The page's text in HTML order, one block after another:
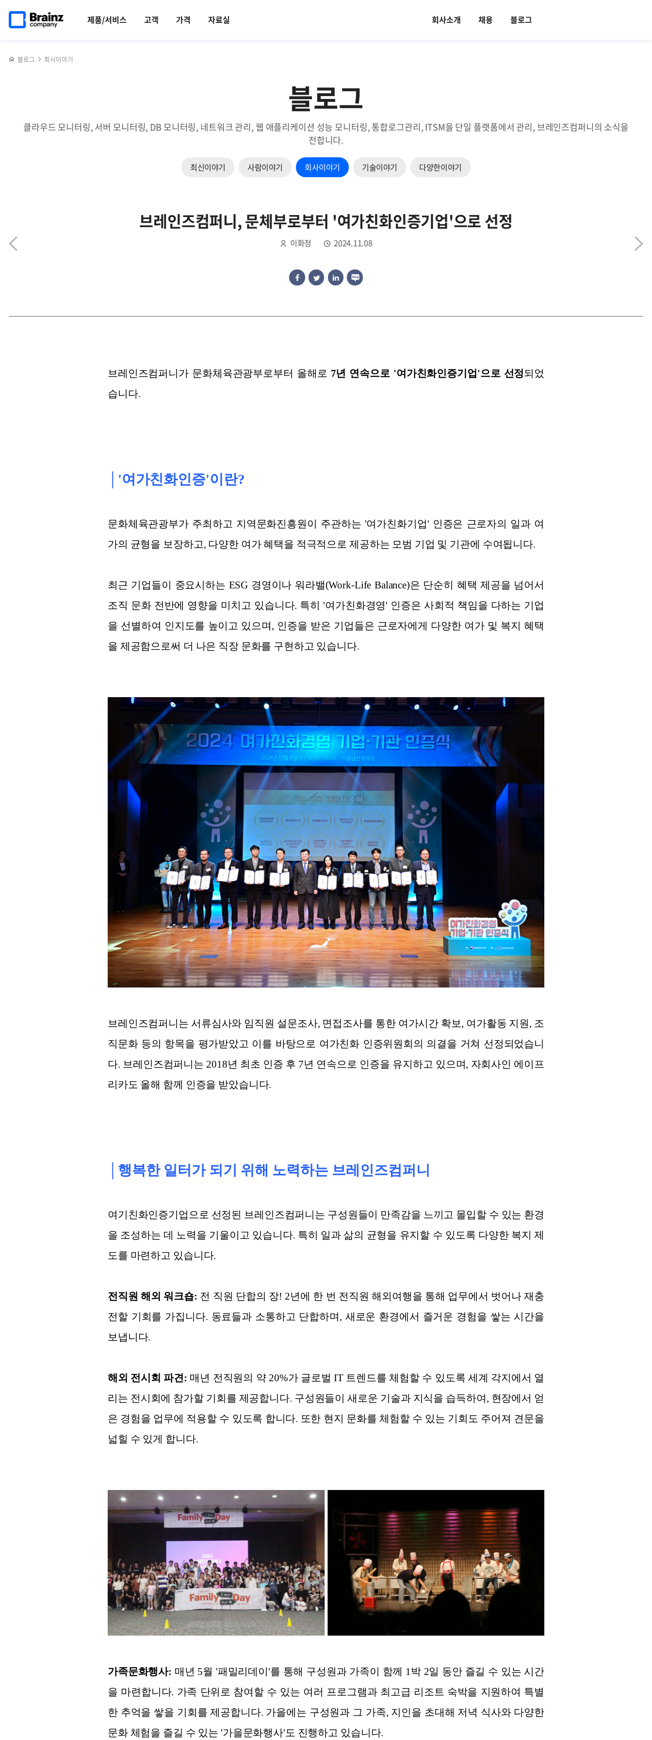
건너뛰기
제품/서비스 고객 가격 자료실 회사소개 채용 블로그
페이지로
블로그 회사이야기
블로그
클라우드 모니터링, 서버 모니터링, DB 모니터링, 네트워크 관리, 웹 애플리케이션 성능 모니터링, 통합로그관리, ITSM을 단일 플랫폼에서 관리, 브레인즈컴퍼니의 소식을
전합니다.
최신이야기 사람이야기 회사이야기 기술이야기 다양한이야기
윈도우의
시스템
효과적으로
모니터링하는
브레인즈컴퍼니, 문체부로부터 '여가친화인증기업'으로 선정
이화정 2024.11.08
공유하기
공유하기
공유하기
공유하기
주목받은,
BIXPO
브레인즈컴퍼니가 문화체육관광부로부터 올해로 7년 연속으로 '여가친화인증기업'으로 선정되었
습니다.
│'여가친화인증'이란?
문화체육관광부가 주최하고 지역문화진흥원이 주관하는 '여가친화기업' 인증은 근로자의 일과 여
가의 균형을 보장하고, 다양한 여가 혜택을 적극적으로 제공하는 모범 기업 및 기관에 수여됩니다.
최근 기업들이 중요시하는 ESG 경영이나 워라밸(Work-Life Balance)은 단순히 혜택 제공을 넘어서
조직 문화 전반에 영향을 미치고 있습니다. 특히 '여가친화경영' 인증은 사회적 책임을 다하는 기업
을 선별하여 인지도를 높이고 있으며, 인증을 받은 기업들은 근로자에게 다양한 여가 및 복지 혜택
을 제공함으로써 더 나은 직장 문화를 구현하고 있습니다.
브레인즈컴퍼니는 서류심사와 임직원 설문조사, 면접조사를 통한 여가시간 확보, 여가활동 지원, 조
직문화 등의 항목을 평가받았고 이를 바탕으로 여가친화 인증위원회의 의결을 거쳐 선정되었습니
다. 브레인즈컴퍼니는 2018년 최초 인증 후 7년 연속으로 인증을 유지하고 있으며, 자회사인 에이프
리카도 올해 함께 인증을 받았습니다.
│행복한 일터가 되기 위해 노력하는 브레인즈컴퍼니
여기친화인증기업으로 선정된 브레인즈컴퍼니는 구성원들이 만족감을 느끼고 몰입할 수 있는 환경
을 조성하는 데 노력을 기울이고 있습니다. 특히 일과 삶의 균형을 유지할 수 있도록 다양한 복지 제
도를 마련하고 있습니다.
전직원 해외 워크숍: 전 직원 단합의 장! 2년에 한 번 전직원 해외여행을 통해 업무에서 벗어나 재충
전할 기회를 가집니다. 동료들과 소통하고 단합하며, 새로운 환경에서 즐거운 경험을 쌓는 시간을
보냅니다.
해외 전시회 파견: 매년 전직원의 약 20%가 글로벌 IT 트렌드를 체험할 수 있도록 세계 각지에서 열
리는 전시회에 참가할 기회를 제공합니다. 구성원들이 새로운 기술과 지식을 습득하여, 현장에서 얻
은 경험을 업무에 적용할 수 있도록 합니다. 또한 현지 문화를 체험할 수 있는 기회도 주어져 견문을
넓힐 수 있게 합니다.
가족문화행사: 매년 5월 '패밀리데이'를 통해 구성원과 가족이 함께 1박 2일 동안 즐길 수 있는 시간
을 마련합니다. 가족 단위로 참여할 수 있는 여러 프로그램과 최고급 리조트 숙박을 지원하여 특별
한 추억을 쌓을 기회를 제공합니다. 가을에는 구성원과 그 가족, 지인을 초대해 저녁 식사와 다양한
문화 체험을 즐길 수 있는 '가을문화행사'도 진행하고 있습니다.